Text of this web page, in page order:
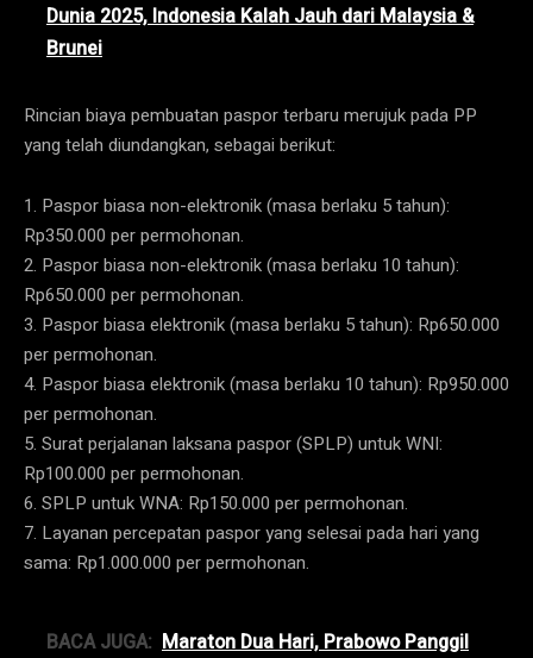
Dunia 2025, Indonesia Kalah Jauh dari Malaysia &
Brunei
Rincian biaya pembuatan paspor terbaru merujuk pada PP
yang telah diundangkan, sebagai berikut:
1. Paspor biasa non-elektronik (masa berlaku 5 tahun):
Rp350.000 per permohonan.
2. Paspor biasa non-elektronik (masa berlaku 10 tahun):
Rp650.000 per permohonan.
3. Paspor biasa elektronik (masa berlaku 5 tahun): Rp650.000
per permohonan.
4. Paspor biasa elektronik (masa berlaku 10 tahun): Rp950.000
per permohonan.
5. Surat perjalanan laksana paspor (SPLP) untuk WNI:
Rp100.000 per permohonan.
6. SPLP untuk WNA: Rp150.000 per permohonan.
7. Layanan percepatan paspor yang selesai pada hari yang
sama: Rp1.000.000 per permohonan.
BACA JUGA: Maraton Dua Hari, Prabowo Panggil